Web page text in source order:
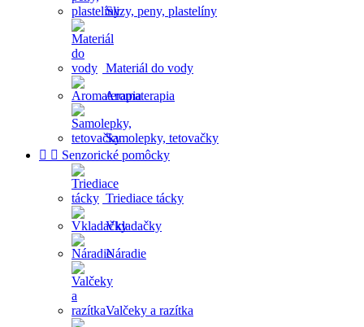
Slizy, peny, plastelíny
Materiál do vody
Aromaterapia
Samolepky, tetovačky
  Senzorické pomôcky
Triediace tácky
Vkladačky
Náradie
Valčeky a razítka